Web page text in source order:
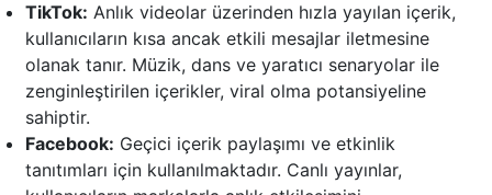
TikTok: Anlık videolar üzerinden hızla yayılan içerik,
kullanıcıların kısa ancak etkili mesajlar iletmesine
olanak tanır. Müzik, dans ve yaratıcı senaryolar ile
zenginleştirilen içerikler, viral olma potansiyeline
sahiptir.
Facebook: Geçici içerik paylaşımı ve etkinlik
tanıtımları için kullanılmaktadır. Canlı yayınlar,